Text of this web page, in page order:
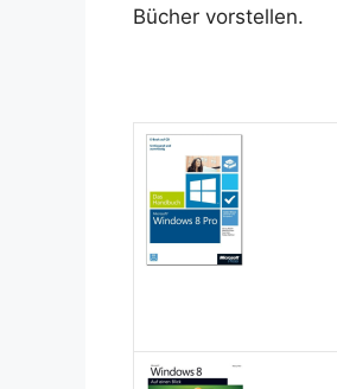
Bücher vorstellen.